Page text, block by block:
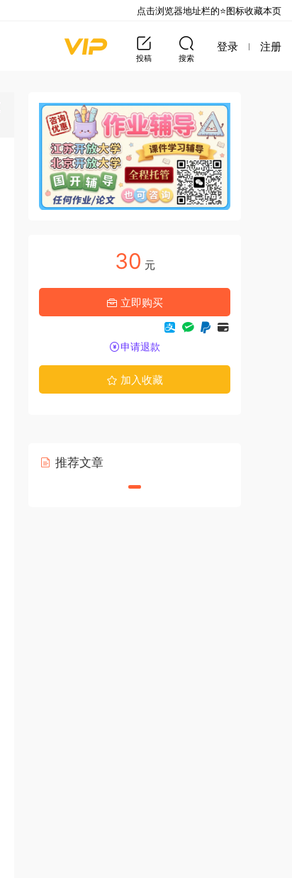
投稿 搜索
登录 注册
30 元
立即购买
申请退款
加入收藏
推荐文章
点击浏览器地址栏的⭐图标收藏本页